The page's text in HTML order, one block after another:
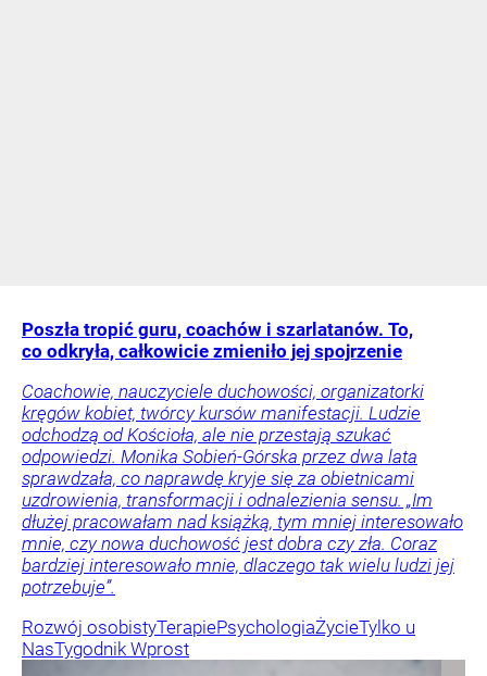
Poszła tropić guru, coachów i szarlatanów. To,
co odkryła, całkowicie zmieniło jej spojrzenie
Coachowie, nauczyciele duchowości, organizatorki
kręgów kobiet, twórcy kursów manifestacji. Ludzie
odchodzą od Kościoła, ale nie przestają szukać
odpowiedzi. Monika Sobień-Górska przez dwa lata
sprawdzała, co naprawdę kryje się za obietnicami
uzdrowienia, transformacji i odnalezienia sensu. „Im
dłużej pracowałam nad książką, tym mniej interesowało
mnie, czy nowa duchowość jest dobra czy zła. Coraz
bardziej interesowało mnie, dlaczego tak wielu ludzi jej
potrzebuje”.
Rozwój osobistyTerapiePsychologiaŻycieTylko u
NasTygodnik Wprost